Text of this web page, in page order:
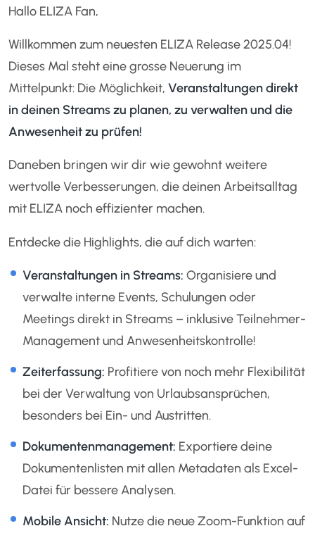
Hallo ELIZA Fan,
Willkommen zum neuesten ELIZA Release 2025.04!
Dieses Mal steht eine grosse Neuerung im
Mittelpunkt: Die Möglichkeit,Veranstaltungen direkt
in deinen Streams zu planen, zu verwalten und die
Anwesenheit zu prüfen!
Daneben bringen wir dir wie gewohnt weitere
wertvolle Verbesserungen, die deinen Arbeitsalltag
mit ELIZA noch effizienter machen.
Entdecke die Highlights, die auf dich warten:
Veranstaltungen in Streams: Organisiere und
verwalte interne Events, Schulungen oder
Meetings direkt in Streams – inklusive Teilnehmer-
Management und Anwesenheitskontrolle!
Zeiterfassung: Profitiere von noch mehr Flexibilität
bei der Verwaltung von Urlaubsansprüchen,
besonders bei Ein- und Austritten.
Dokumentenmanagement: Exportiere deine
Dokumentenlisten mit allen Metadaten als Excel-
Datei für bessere Analysen.
Mobile Ansicht: Nutze die neue Zoom-Funktion auf